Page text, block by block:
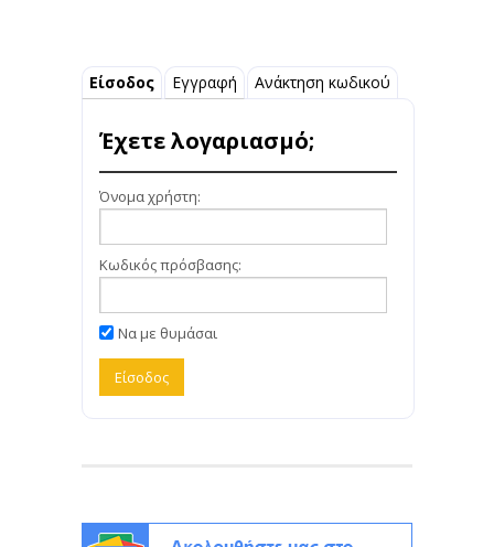
Είσοδος Εγγραφή Ανάκτηση κωδικού
Έχετε λογαριασμό;
Όνομα χρήστη:
Κωδικός πρόσβασης:
Να με θυμάσαι